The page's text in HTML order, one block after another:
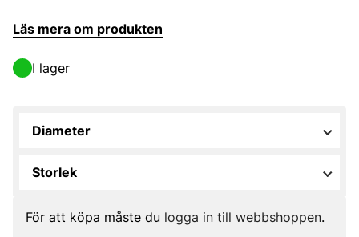
Läs mera om produkten
I lager
Diameter
Storlek
För att köpa måste du logga in till webbshoppen.